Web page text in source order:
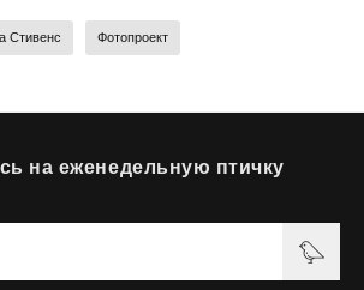
Стивенс Фотопроект
на еженедельную птичку